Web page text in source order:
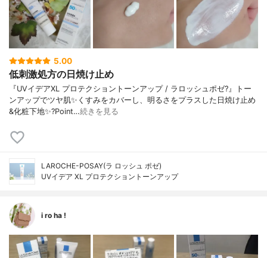
5.00
低刺激処方の日焼け止め
『UVイデアXL プロテクショントーンアップ / ラロッシュポゼ?』トー
ンアップでツヤ肌✨くすみをカバーし、明るさをプラスした日焼け止め
&化粧下地✨?Point…続きを見る
LAROCHE-POSAY(ラ ロッシュ ポゼ)
UVイデア XL プロテクショントーンアップ
i ro ha !